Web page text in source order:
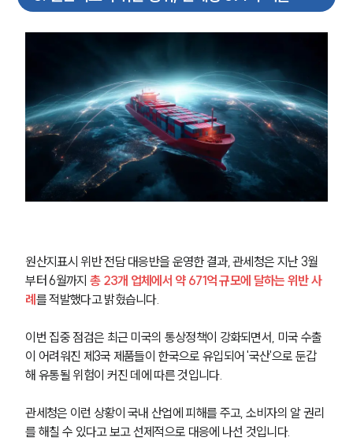
원산지표시 위반 전담 대응반을 운영한 결과, 관세청은 지난 3월
부터 6월까지 총 23개 업체에서 약 671억 규모에 달하는 위반 사
례 를 적발했다고 밝혔습니다.
이번 집중 점검은 최근 미국의 통상정책이 강화되면서, 미국 수출
이 어려워진 제3국 제품들이 한국으로 유입되어 '국산'으로 둔갑
해 유통될 위험이 커진 데에 따른 것입니다.
관세청은 이런 상황이 국내 산업에 피해를 주고, 소비자의 알 권리
를 해칠 수 있다고 보고 선제적으로 대응에 나선 것입니다.